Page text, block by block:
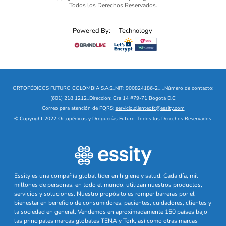
Todos los Derechos Reservados.
Powered By: Technology
ORTOPÉDICOS FUTURO COLOMBIA S.A.S_NIT: 900824186-2_ _Número de contacto:
(601) 218 1212_Dirección: Cra 14 #79-71 Bogotá D.C
Correo para atención de PQRS: servicio.clienteofc@essity.com
© Copyright 2022 Ortopédicos y Droguerías Futuro. Todos los Derechos Reservados.
Essity es una compañía global líder en higiene y salud. Cada día, mil
millones de personas, en todo el mundo, utilizan nuestros productos,
servicios y soluciones. Nuestro propósito es romper barreras por el
bienestar en beneficio de consumidores, pacientes, cuidadores, clientes y
la sociedad en general. Vendemos en aproximadamente 150 países bajo
las principales marcas globales TENA y Tork, así como otras marcas